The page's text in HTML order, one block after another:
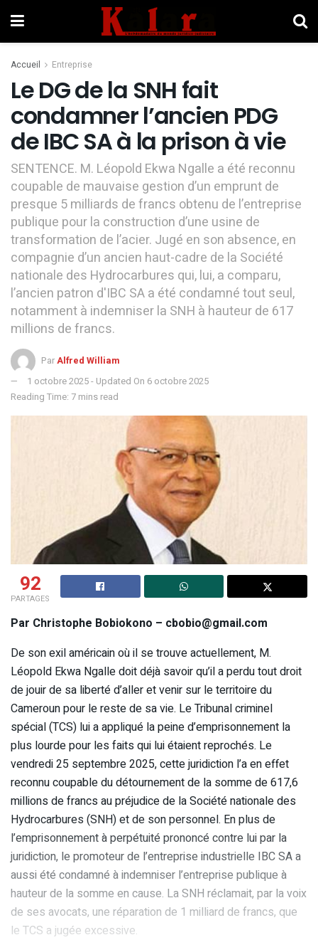
Accueil Entreprise
Le DG de la SNH fait
condamner l’ancien PDG
de IBC SA à la prison à vie
SENTENCE. M. Léopold Ekwa Ngalle a été reconnu
coupable de mauvaise gestion d’un emprunt de
presque 5 milliards de francs obtenu de l’entreprise
publique pour la construction d’une usine de
transformation de l’acier. Jugé en son absence, en
compagnie d’un ancien haut-cadre de la Société
nationale des Hydrocarbures qui, lui, a comparu,
l’ancien patron d'IBC SA a été condamné tout seul,
notamment à indemniser la SNH à hauteur de 617
millions de francs.
ParAlfred William
1 octobre 2025 - Updated On 6 octobre 2025
Reading Time: 7 mins read
92
PARTAGES
Par Christophe Bobiokono – cbobio@gmail.com
De son exil américain où il se trouve actuellement, M.
Léopold Ekwa Ngalle doit déjà savoir qu’il a perdu tout droit
de jouir de sa liberté d’aller et venir sur le territoire du
Cameroun pour le reste de sa vie. Le Tribunal criminel
spécial (TCS) lui a appliqué la peine d’emprisonnement la
plus lourde pour les faits qui lui étaient reprochés. Le
vendredi 25 septembre 2025, cette juridiction l’a en effet
reconnu coupable du détournement de la somme de 617,6
millions de francs au préjudice de la Société nationale des
Hydrocarbures (SNH) et de son personnel. En plus de
l’emprisonnement à perpétuité prononcé contre lui par la
juridiction, le promoteur de l’entreprise industrielle IBC SA a
aussi été condamné à indemniser l’entreprise publique à
hauteur de la somme en cause. La SNH réclamait, par la voix
de ses avocats, une réparation de 1 milliard de francs, que
le TCS a jugée excessive.